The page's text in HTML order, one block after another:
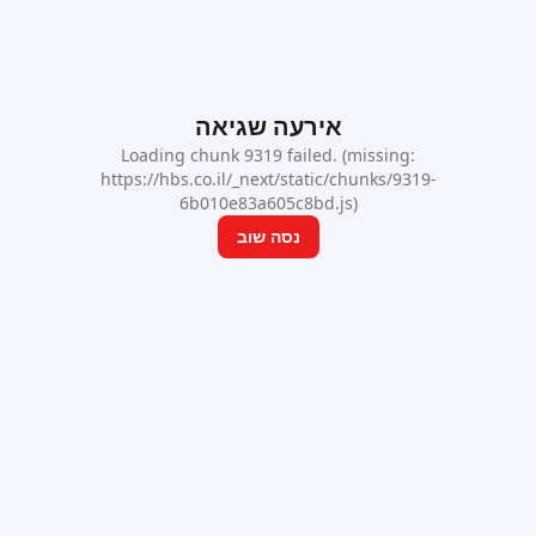
אירעה שגיאה
Loading chunk 9319 failed. (missing:
https://hbs.co.il/_next/static/chunks/9319-
6b010e83a605c8bd.js)